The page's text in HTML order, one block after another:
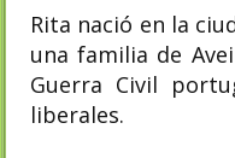
Rita nació en la
una familia de
Guerra Civil
liberales.